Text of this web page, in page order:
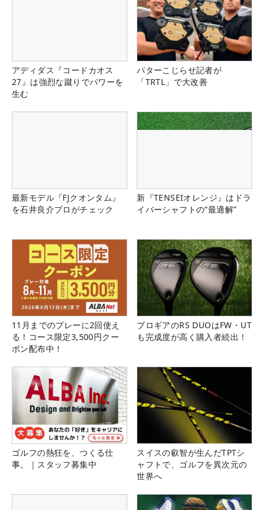
アディダス『コードカオス
27』は強烈な蹴りでパワーを
生む
パターこじらせ記者が
「TRTL」で大改善
最新モデル『FJクオンタム』
を石井良介プロがチェック
新『TENSEIオレンジ』はドラ
イバーシャフトの“最適解”
11月までのプレーに2回使え
る！コース限定3,500円クー
ポン配布中！
プロギアのRS DUOはFW・UT
も完成度が高く購入者続出！
ゴルフの熱狂を、つくる仕
事。｜スタッフ募集中
スイスの叡智が生んだTPTシ
ャフトで、ゴルフを異次元の
世界へ